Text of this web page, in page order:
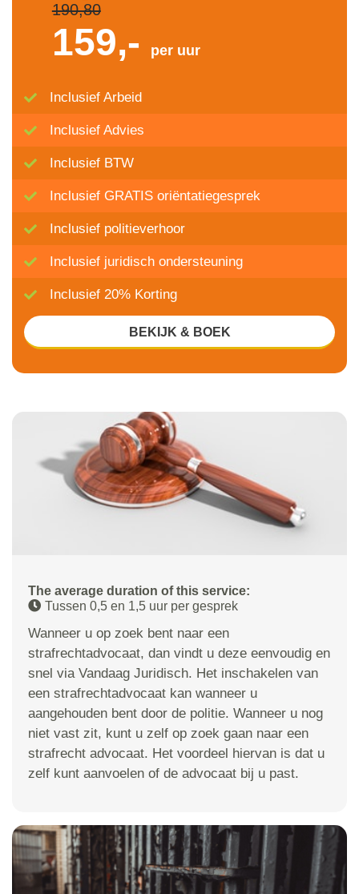
The average duration of this service:
Tussen 0,5 en 1,5 uur per gesprek
Wanneer u op zoek bent naar een
strafrechtadvocaat, dan vindt u deze eenvoudig en
snel via Vandaag Juridisch. Het inschakelen van
een strafrechtadvocaat kan wanneer u
aangehouden bent door de politie. Wanneer u nog
niet vast zit, kunt u zelf op zoek gaan naar een
strafrecht advocaat. Het voordeel hiervan is dat u
zelf kunt aanvoelen of de advocaat bij u past.
190,80
159,- per uur
Inclusief Arbeid
Inclusief Advies
Inclusief BTW
Inclusief GRATIS oriëntatiegesprek
Inclusief politieverhoor
Inclusief juridisch ondersteuning
Inclusief 20% Korting
BEKIJK & BOEK